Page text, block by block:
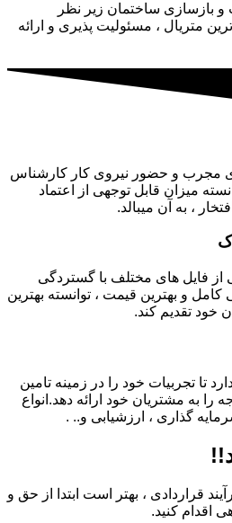
بازسازی ساختمان زیر نظر
متریال ، مسئولیت پذیری و ارائه
مجرب و حضور نیروی کار کارشناس
میزان قابل توجهی از اعتماد
، به آن میبالد.
فایل های مختلف با گستردگی
کامل و بهترین قیمت ، توانسته بهترین
خود تقدیم کند.
تا تجربیات خود را در زمینه تامین
به مشتریان خود ارائه دهد.انواع
گذاری ، ارزشیابی و.. .
قراردادی ، بهتر است ابتدا از حق و
اقدام کنید.